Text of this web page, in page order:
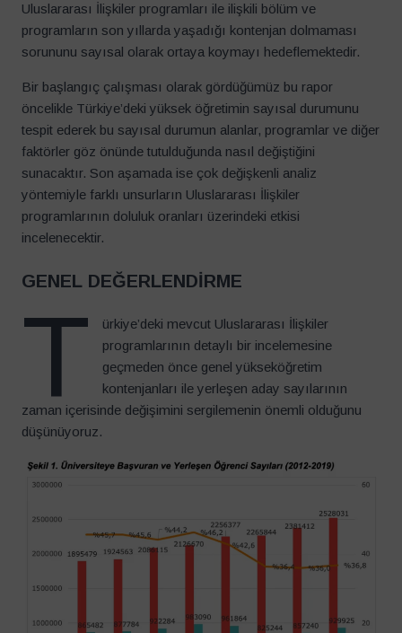
Uluslararası İlişkiler programları ile ilişkili bölüm ve
programların son yıllarda yaşadığı kontenjan dolmaması
sorununu sayısal olarak ortaya koymayı hedeflemektedir.
Bir başlangıç çalışması olarak gördüğümüz bu rapor
öncelikle Türkiye’deki yüksek öğretimin sayısal durumunu
tespit ederek bu sayısal durumun alanlar, programlar ve diğer
faktörler göz önünde tutulduğunda nasıl değiştiğini
sunacaktır. Son aşamada ise çok değişkenli analiz
yöntemiyle farklı unsurların Uluslararası İlişkiler
programlarının doluluk oranları üzerindeki etkisi
incelenecektir.
GENEL DEĞERLENDİRME
T
ürkiye’deki mevcut Uluslararası İlişkiler
programlarının detaylı bir incelemesine
geçmeden önce genel yükseköğretim
kontenjanları ile yerleşen aday sayılarının
zaman içerisinde değişimini sergilemenin önemli olduğunu
düşünüyoruz.